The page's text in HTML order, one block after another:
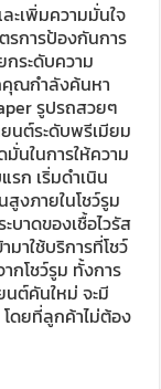
ะเพิ่มความมั่นใจ
รการป้องกันการ
กระดับความ
คุณกำลังค้นหา
รูปรถสวยๆ
นต์ระดับพรีเมียม
นในการให้ความ
ก เริ่มดำเนิน
งภายในโชว์รูม
าดของเชื้อไวรัส
มาใช้บริการที่โชว์
กโชว์รูม ทั้งการ
นต์คันใหม่ จะมี
ดยที่ลูกค้าไม่ต้อง